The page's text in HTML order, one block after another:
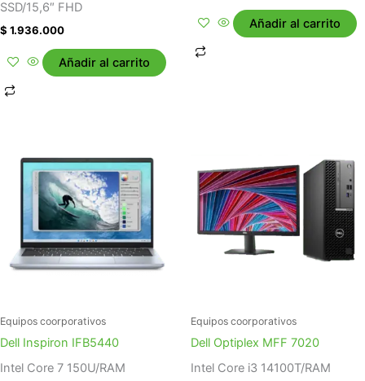
SSD/15,6″ FHD
$ 1.936.000
Añadir al carrito
Añadir al carrito
Equipos coorporativos
Dell Inspiron IFB5440
Intel Core 7 150U/RAM
Equipos coorporativos
Dell Optiplex MFF 7020
Intel Core i3 14100T/RAM